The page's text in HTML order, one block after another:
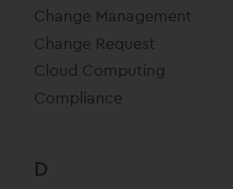
Change Management
Change Request
Cloud Computing
Compliance
D